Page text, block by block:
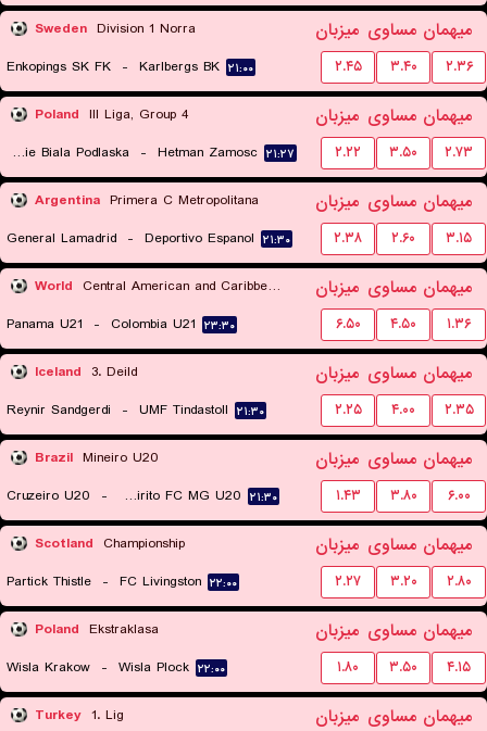
Sweden Division 1 Norra میزبان مساوی میهمان
Enkopings SK FK - Karlbergs BK ۲۱:۰۰ ۲.۴۵ ۳.۴۰ ۲.۳۶
Poland III Liga, Group 4 میزبان مساوی میهمان
MKS Podlasie Biala Podlaska - Hetman Zamosc ۲۱:۲۷ ۲.۲۲ ۳.۵۰ ۲.۷۳
Argentina Primera C Metropolitana میزبان مساوی میهمان
General Lamadrid - Deportivo Espanol ۲۱:۳۰ ۲.۳۸ ۲.۶۰ ۳.۱۵
World Central American and Caribbean Games میزبان مساوی میهمان
Panama U21 - Colombia U21 ۲۳:۳۰ ۶.۵۰ ۴.۵۰ ۱.۳۶
Iceland 3. Deild میزبان مساوی میهمان
Reynir Sandgerdi - UMF Tindastoll ۲۱:۳۰ ۲.۲۵ ۴.۰۰ ۲.۳۵
Brazil Mineiro U20 میزبان مساوی میهمان
Cruzeiro U20 - Itabirito FC MG U20 ۲۱:۳۰ ۱.۴۳ ۳.۸۰ ۶.۰۰
Scotland Championship میزبان مساوی میهمان
Partick Thistle - FC Livingston ۲۲:۰۰ ۲.۲۷ ۳.۲۰ ۲.۸۰
Poland Ekstraklasa میزبان مساوی میهمان
Wisla Krakow - Wisla Plock ۲۲:۰۰ ۱.۸۰ ۳.۵۰ ۴.۱۵
Turkey 1. Lig میزبان مساوی میهمان